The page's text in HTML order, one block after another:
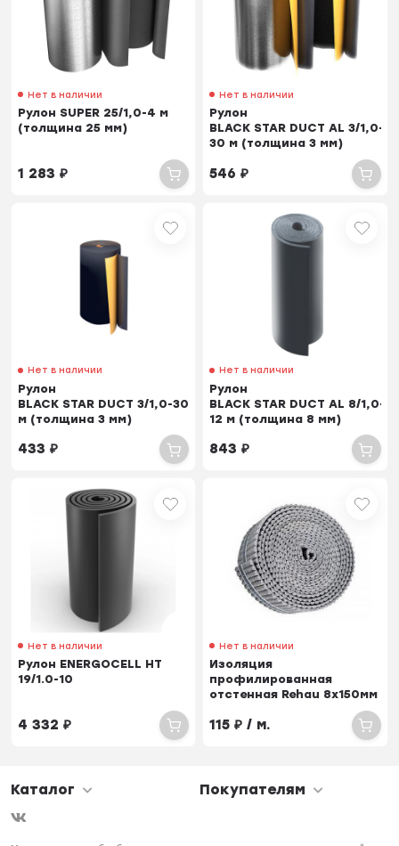
Нет в наличии
Рулон SUPER 25/1,0-4 м
(толщина 25 мм)
1 283₽
Нет в наличии
Рулон
BLACK STAR DUCT AL 3/1,0-
30 м (толщина 3 мм)
546₽
Нет в наличии
Рулон
BLACK STAR DUCT 3/1,0-30
м (толщина 3 мм)
433₽
Нет в наличии
Рулон
BLACK STAR DUCT AL 8/1,0-
12 м (толщина 8 мм)
843₽
Нет в наличии
Рулон ENERGOCELL НТ
19/1.0-10
4 332₽
Нет в наличии
Изоляция
профилированная
отстенная Rehau 8x150мм
115₽ / м.
Каталог Покупателям